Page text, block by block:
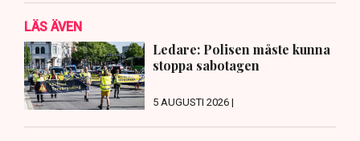
LÄS ÄVEN
Ledare: Polisen måste kunna
stoppa sabotagen
5 AUGUSTI 2026 |